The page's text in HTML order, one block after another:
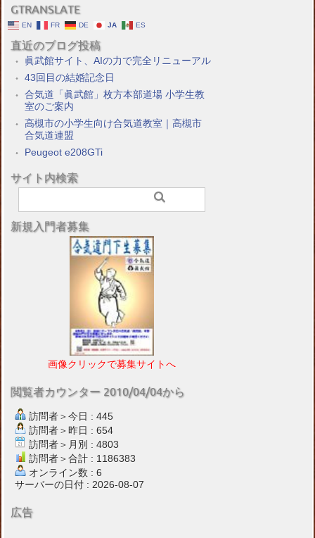
GTRANSLATE
EN FR DE JA ES
直近のブログ投稿
眞武館サイト、AIの力で完全リニューアル
43回目の結婚記念日
合気道「眞武館」枚方本部道場 小学生教
室のご案内
高槻市の小学生向け合気道教室｜高槻市
合気道連盟
Peugeot e208GTi
サイト内検索
新規入門者募集
画像クリックで募集サイトへ
閲覧者カウンター 2010/04/04から
訪問者＞今日 : 445
訪問者＞昨日 : 654
訪問者＞月別 : 4803
訪問者＞合計 : 1186383
オンライン数 : 6
サーバーの日付 : 2026-08-07
広告